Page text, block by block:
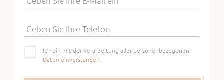
Geben Sie Ihre Telefon
Ich bin mit der Verarbeitung aller personenbezogenen
Daten einverstanden.